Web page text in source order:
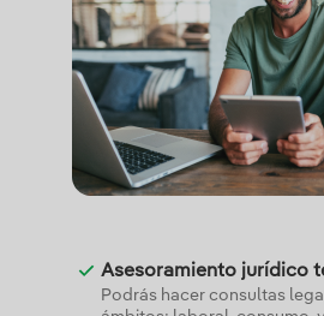
Asesoramiento jurídico
Podrás hacer consultas